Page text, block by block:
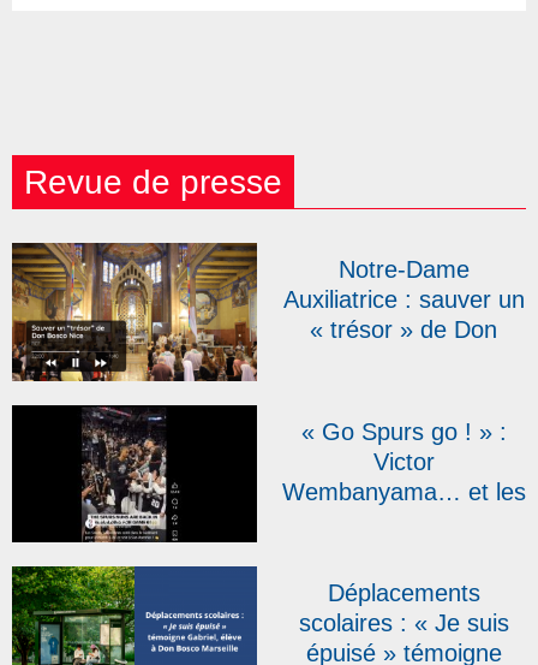
Revue de presse
Notre-Dame
Auxiliatrice : sauver un
« trésor » de Don
« Go Spurs go ! » :
Victor
Wembanyama… et les
Déplacements
scolaires : « Je suis
épuisé » témoigne